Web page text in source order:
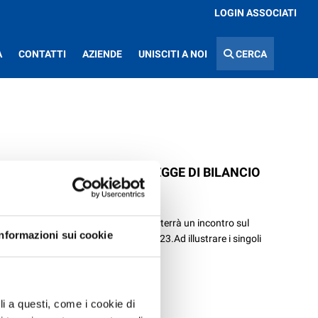
sui cookie
a questi, come i cookie di
LOGIN ASSOCIATI
CONTATTI AZIENDE UNISCITI A NOI CERCA
LE MISURE DELLA LEGGE DI BILANCIO
in Viale Berlinguer, 8 a Ravenna, si terrà un incontro sul
previsti nella Legge di Bilancio 2023.Ad illustrare i singoli